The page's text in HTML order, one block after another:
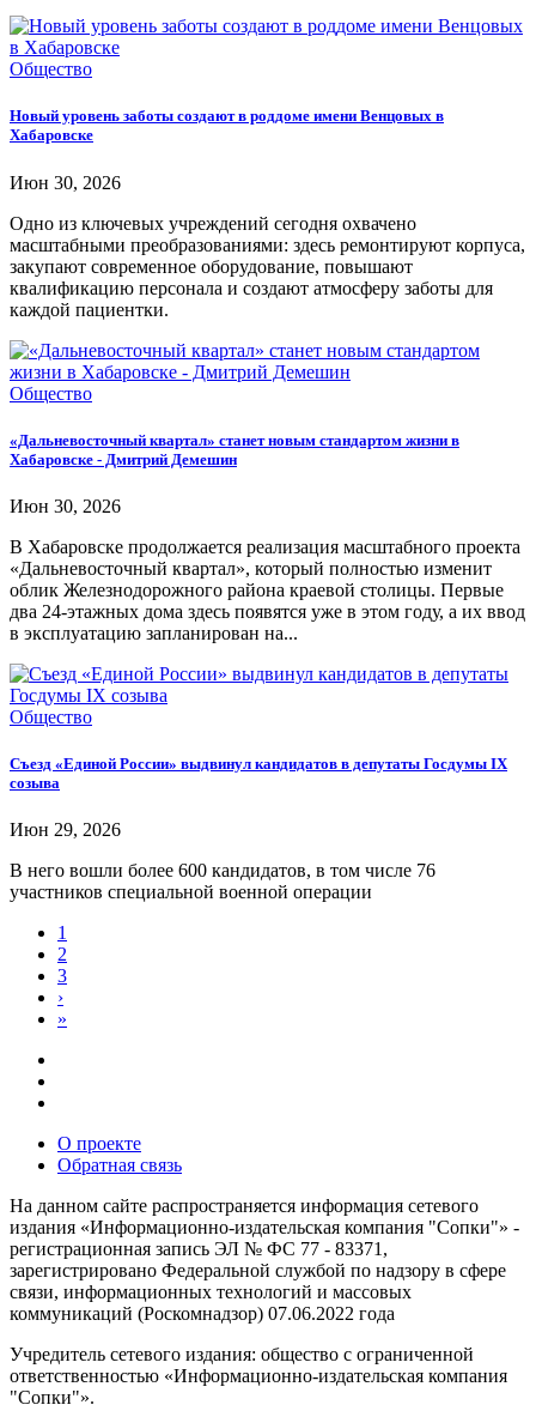
Общество
Новый уровень заботы создают в роддоме имени Венцовых в
Хабаровске
Июн 30, 2026
Одно из ключевых учреждений сегодня охвачено
масштабными преобразованиями: здесь ремонтируют корпуса,
закупают современное оборудование, повышают
квалификацию персонала и создают атмосферу заботы для
каждой пациентки.
Общество
«Дальневосточный квартал» станет новым стандартом жизни в
Хабаровске - Дмитрий Демешин
Июн 30, 2026
В Хабаровске продолжается реализация масштабного проекта
«Дальневосточный квартал», который полностью изменит
облик Железнодорожного района краевой столицы. Первые
два 24-этажных дома здесь появятся уже в этом году, а их ввод
в эксплуатацию запланирован на...
Общество
Съезд «Единой России» выдвинул кандидатов в депутаты Госдумы IX
созыва
Июн 29, 2026
В него вошли более 600 кандидатов, в том числе 76
участников специальной военной операции
1
2
3
›
»
О проекте
Обратная связь
На данном сайте распространяется информация сетевого
издания «Информационно-издательская компания "Сопки"» -
регистрационная запись ЭЛ № ФС 77 - 83371,
зарегистрировано Федеральной службой по надзору в сфере
связи, информационных технологий и массовых
коммуникаций (Роскомнадзор) 07.06.2022 года
Учредитель сетевого издания: общество с ограниченной
ответственностью «Информационно-издательская компания
"Сопки"».